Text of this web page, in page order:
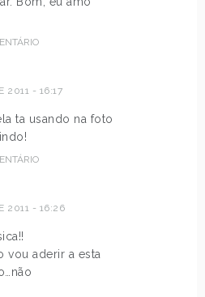
2011 - 16:17
ta usando na foto
2011 - 16:26
vou aderir a esta